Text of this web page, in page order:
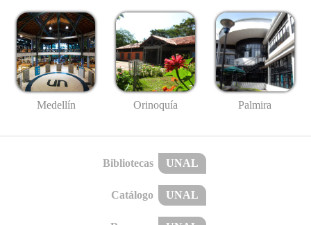
Medellín Orinoquía Palmira
Bibliotecas UNAL
Catálogo UNAL